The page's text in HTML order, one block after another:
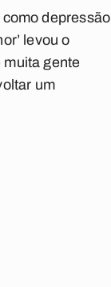
depressão
levou o
muita gente
um